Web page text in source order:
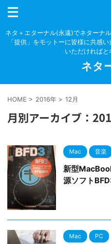
ネタ＋エターナル(永遠)でネターナ
「提供」をモットーに皆様に共感
いただければと
ネタ
HOME > 2016年 > 12月
月別アーカイブ：
Mac 音楽
新型
源ソフト
Mac PC